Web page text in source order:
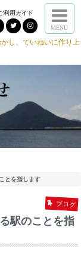
利用ガイド
MENU
し、ていねいに作り上
とを指します
ブログ
駅のことを指